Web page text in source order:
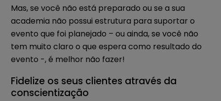
Mas, se você não está preparado ou se a sua
academia não possui estrutura para suportar o
evento que foi planejado – ou ainda, se você não
tem muito claro o que espera como resultado do
evento -, é melhor não fazer!
Fidelize os seus clientes através da
conscientização